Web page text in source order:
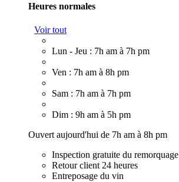
Heures normales
Voir tout
Lun - Jeu : 7h am à 7h pm
Ven : 7h am à 8h pm
Sam : 7h am à 7h pm
Dim : 9h am à 5h pm
Ouvert aujourd'hui de 7h am à 8h pm
Inspection gratuite du remorquage
Retour client 24 heures
Entreposage du vin